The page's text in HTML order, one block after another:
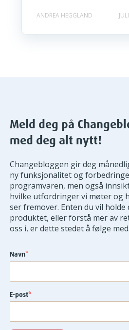
ANDREA HEGGLAND
Meld deg på
med deg alt nytt!
Changebloggen gir deg
ny funksjonalitet og
programvaren, men også
hvilke utfordringer vi møter og
ser fremover. Enten du vil
produktet, eller forstå mer av
oss i, er dette stedet å følge med.
Navn*
E-post*